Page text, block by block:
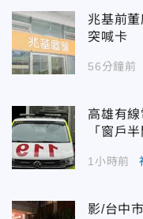
兆基前
突喊卡
56分鐘前
高雄有
「窗戶
1小時前
影/台中